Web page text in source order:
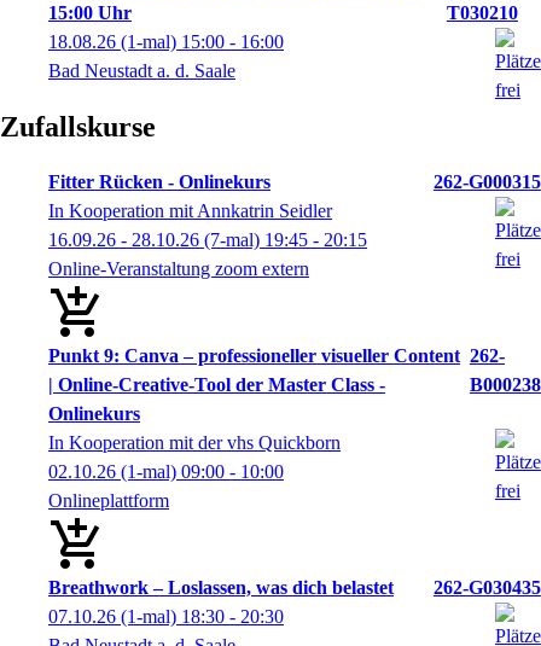
15:00 Uhr
T030210
18.08.26 (1-mal) 15:00 - 16:00
Bad Neustadt a. d. Saale
Zufallskurse
Fitter Rücken - Onlinekurs
262-G000315
In Kooperation mit Annkatrin Seidler
16.09.26 - 28.10.26 (7-mal) 19:45 - 20:15
Online-Veranstaltung zoom extern
Punkt 9: Canva – professioneller visueller Content
| Online-Creative-Tool der Master Class -
Onlinekurs
262-
B000238
In Kooperation mit der vhs Quickborn
02.10.26 (1-mal) 09:00 - 10:00
Onlineplattform
Breathwork – Loslassen, was dich belastet
262-G030435
07.10.26 (1-mal) 18:30 - 20:30